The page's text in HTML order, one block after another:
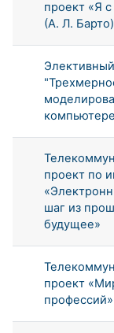
проект «Я
(А. Л.
проект по
шаг из
будущее»
проект
профессий»